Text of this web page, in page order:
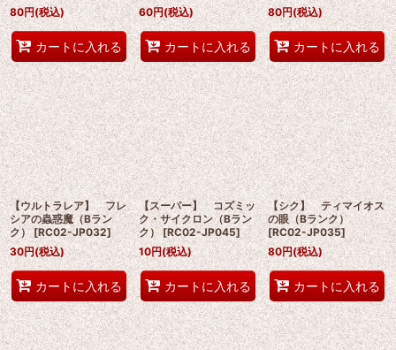
80円(税込)
カートに入れる
60円(税込)
カートに入れる
80円(税込)
カートに入れる
【ウルトラレア】 フレ
シアの蟲惑魔（Bラン
ク） [RC02-JP032]
30円(税込)
カートに入れる
【スーパー】 コズミッ
ク・サイクロン（Bラン
ク） [RC02-JP045]
10円(税込)
カートに入れる
【シク】 ティマイオス
の眼（Bランク）
[RC02-JP035]
80円(税込)
カートに入れる